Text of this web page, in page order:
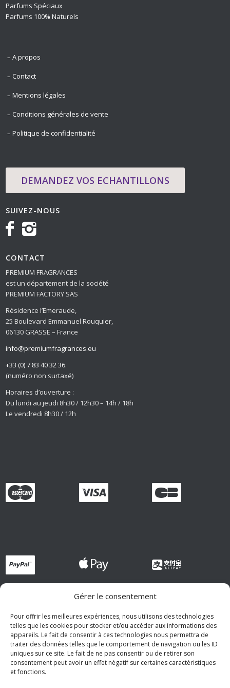
Gérer le consentement
Pour offrir les meilleures expériences, nous utilisons des technologies
telles que les cookies pour stocker et/ou accéder aux informations des
appareils. Le fait de consentir à ces technologies nous permettra de
traiter des données telles que le comportement de navigation ou les ID
uniques sur ce site. Le fait de ne pas consentir ou de retirer son
consentement peut avoir un effet négatif sur certaines caractéristiques
et fonctions.
Parfums Spéciaux
Parfums 100% Naturels
– A propos
– Contact
– Mentions légales
– Conditions générales de vente
– Politique de confidentialité
DEMANDEZ VOS ECHANTILLONS
SUIVEZ-NOUS
CONTACT
PREMIUM FRAGRANCES
est un département de la société
PREMIUM FACTORY SAS
Résidence l’Emeraude,
25 Boulevard Emmanuel Rouquier,
06130 GRASSE – France
info@premiumfragrances.eu
+33 (0) 7 83 40 32 36.
(numéro non surtaxé)
Horaires d’ouverture :
Du lundi au jeudi 8h30 / 12h30 – 14h / 18h
Le vendredi 8h30 / 12h